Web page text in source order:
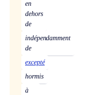
en
dehors
de
indépendamment
de
excepté
hormis
à